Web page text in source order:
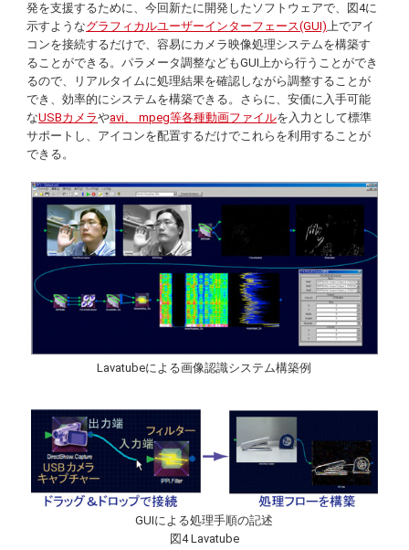
発を支援するために、今回新たに開発したソフトウェアで、図4に
示すようなグラフィカルユーザーインターフェース(GUI)上でアイ
コンを接続するだけで、容易にカメラ映像処理システムを構築す
ることができる。パラメータ調整などもGUI上から行うことができ
るので、リアルタイムに処理結果を確認しながら調整することが
でき、効率的にシステムを構築できる。さらに、安価に入手可能
なUSBカメラやavi、 mpeg等各種動画ファイルを入力として標準
サポートし、アイコンを配置するだけでこれらを利用することが
できる。
Lavatubeによる画像認識システム構築例
GUIによる処理手順の記述
図4Lavatube